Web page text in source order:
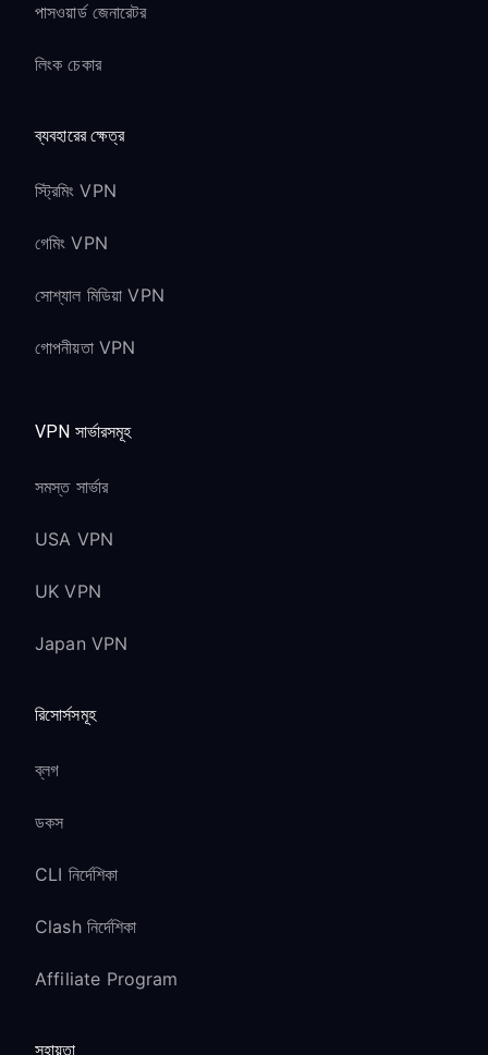
পাসওয়ার্ড জেনারেটর
লিংক চেকার
ব্যবহারের ক্ষেত্র
স্ট্রিমিং VPN
গেমিং VPN
সোশ্যাল মিডিয়া VPN
গোপনীয়তা VPN
VPN সার্ভারসমূহ
সমস্ত সার্ভার
USA VPN
UK VPN
Japan VPN
রিসোর্সসমূহ
ব্লগ
ডকস
CLI নির্দেশিকা
Clash নির্দেশিকা
Affiliate Program
সহায়তা